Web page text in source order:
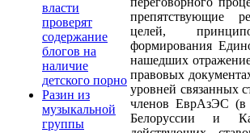
власти
проверят
содержание
блогов на
наличие
детского порно
Разин из
музыкальной
группы
препятствующие
целей,
формирования
нашедших
правовых
уровней связанных
членов ЕврАзЭС (в
Белоруссии и